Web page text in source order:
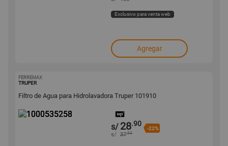
Exclusivo para venta web
Agregar
FERREMAX
TRUPER
Filtro de Agua para Hidrolavadora Truper 101910
s/ 28.90
-22%
s/ 37.53